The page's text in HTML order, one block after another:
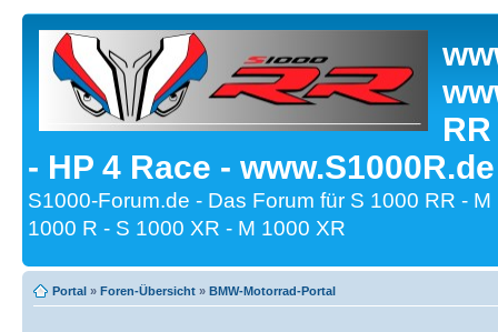
- HP 4 Race -
S1000-Forum.de - Das Forum für S 1000 RR -
1000 R - S 1000 XR - M 1000 XR
Portal » Foren-Übersicht » BMW-Motorrad-Portal